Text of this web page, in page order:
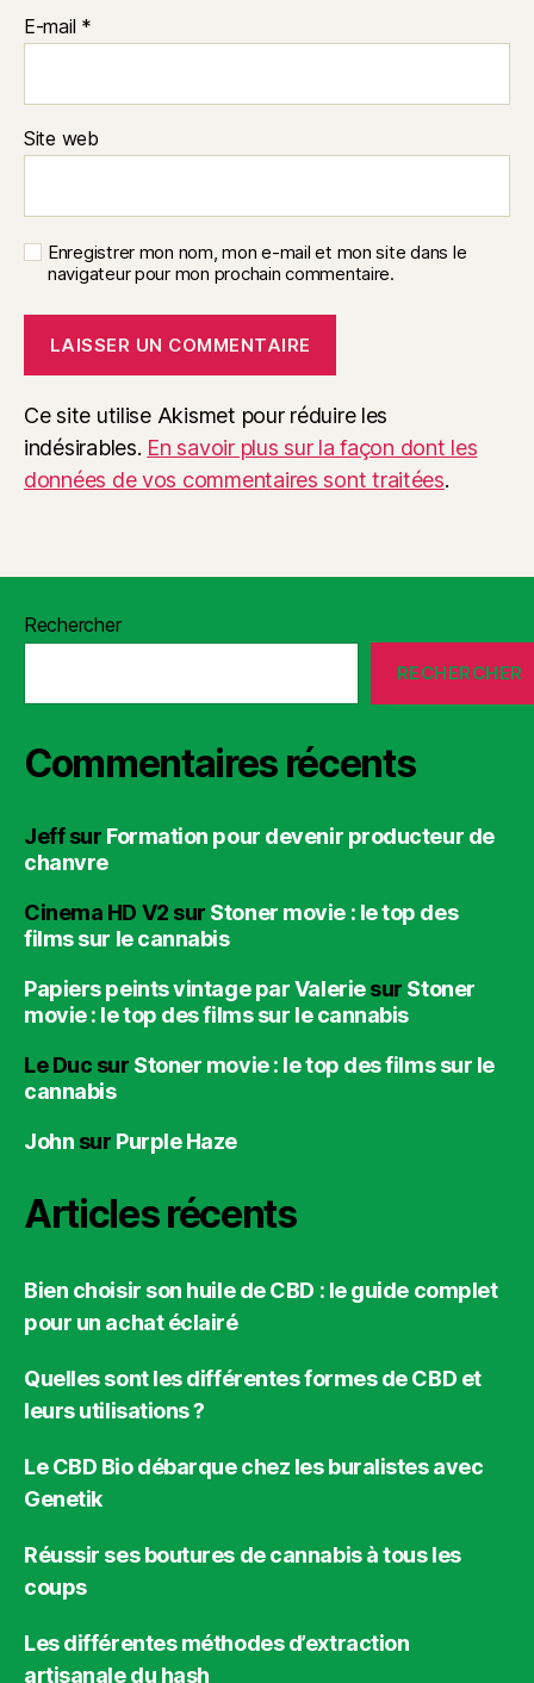
E-mail *
Site web
Enregistrer mon nom, mon e-mail et mon site dans le
navigateur pour mon prochain commentaire.
Ce site utilise Akismet pour réduire les
indésirables. En savoir plus sur la façon dont les
données de vos commentaires sont traitées.
Rechercher
RECHERCHER
Commentaires récents
Jeffsur Formation pour devenir producteur de
chanvre
Cinema HD V2 sur Stoner movie : le top des
films sur le cannabis
Papiers peints vintage par Valeriesur Stoner
movie : le top des films sur le cannabis
Le Duc sur Stoner movie : le top des films sur le
cannabis
John sur Purple Haze
Articles récents
Bien choisir son huile de CBD : le guide complet
pour un achat éclairé
Quelles sont les différentes formes de CBD et
leurs utilisations ?
Le CBD Bio débarque chez les buralistes avec
Genetik
Réussir ses boutures de cannabis à tous les
coups
Les différentes méthodes d’extraction
artisanale du hash